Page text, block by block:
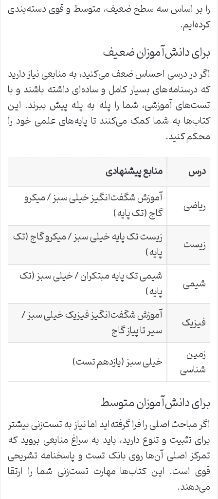
را بر اساس سه سطح ضعیف، متوسط و قوی دسته‌بندی
کرده‌ایم.
برای دانش‌آموزان ضعیف
اگر در درسی احساس ضعف می‌کنید، به منابعی نیاز دارید
که درسنامه‌های بسیار کامل و ساده‌ای داشته باشند و با
تست‌های آموزشی، شما را پله به پله پیش ببرند. این
کتاب‌ها به شما کمک می‌کنند تا پایه‌های علمی خود را
محکم کنید.
درس
منابع پیشنهادی
ریاضی
آموزش شگفت‌انگیز خیلی سبز / میکرو
گاج (تک پایه)
زیست
زیست تک پایه خیلی سبز / میکرو گاج (تک
پایه)
شیمی
شیمی تک پایه مبتکران / خیلی سبز (تک
پایه)
فیزیک
آموزش شگفت‌انگیز فیزیک خیلی سبز /
سیر تا پیاز گاج
زمین
شناسی
خیلی سبز (یازدهم تست)
برای دانش‌آموزان متوسط
اگر مباحث اصلی را فرا گرفته‌اید اما نیاز به تست‌زنی بیشتر
برای تثبیت و تنوع دارید، باید به سراغ منابعی بروید که
تمرکز اصلی آن‌ها روی بانک تست و پاسخنامه تشریحی
قوی است. این کتاب‌ها مهارت تست‌زنی شما را ارتقا
می‌دهند.